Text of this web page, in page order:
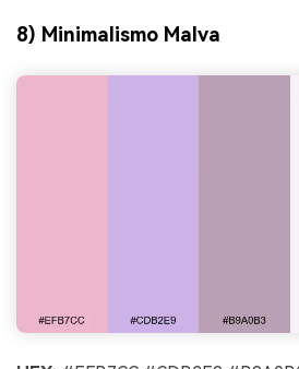
8) Minimalismo Malva